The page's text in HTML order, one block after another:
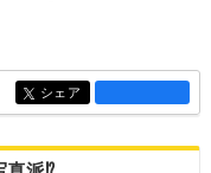
entry1376
シェア